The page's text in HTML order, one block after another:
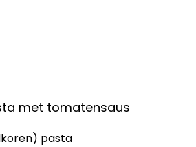
met tomatensaus
pasta